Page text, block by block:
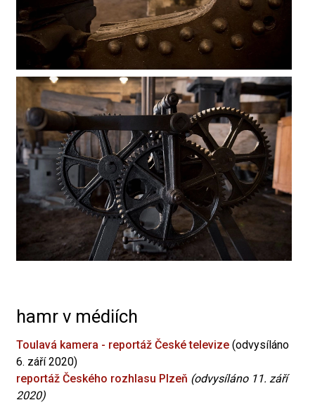
hamr v médiích
Toulavá kamera - reportáž České televize (odvysíláno
6. září 2020)
reportáž Českého rozhlasu Plzeň (odvysíláno 11. září
2020)